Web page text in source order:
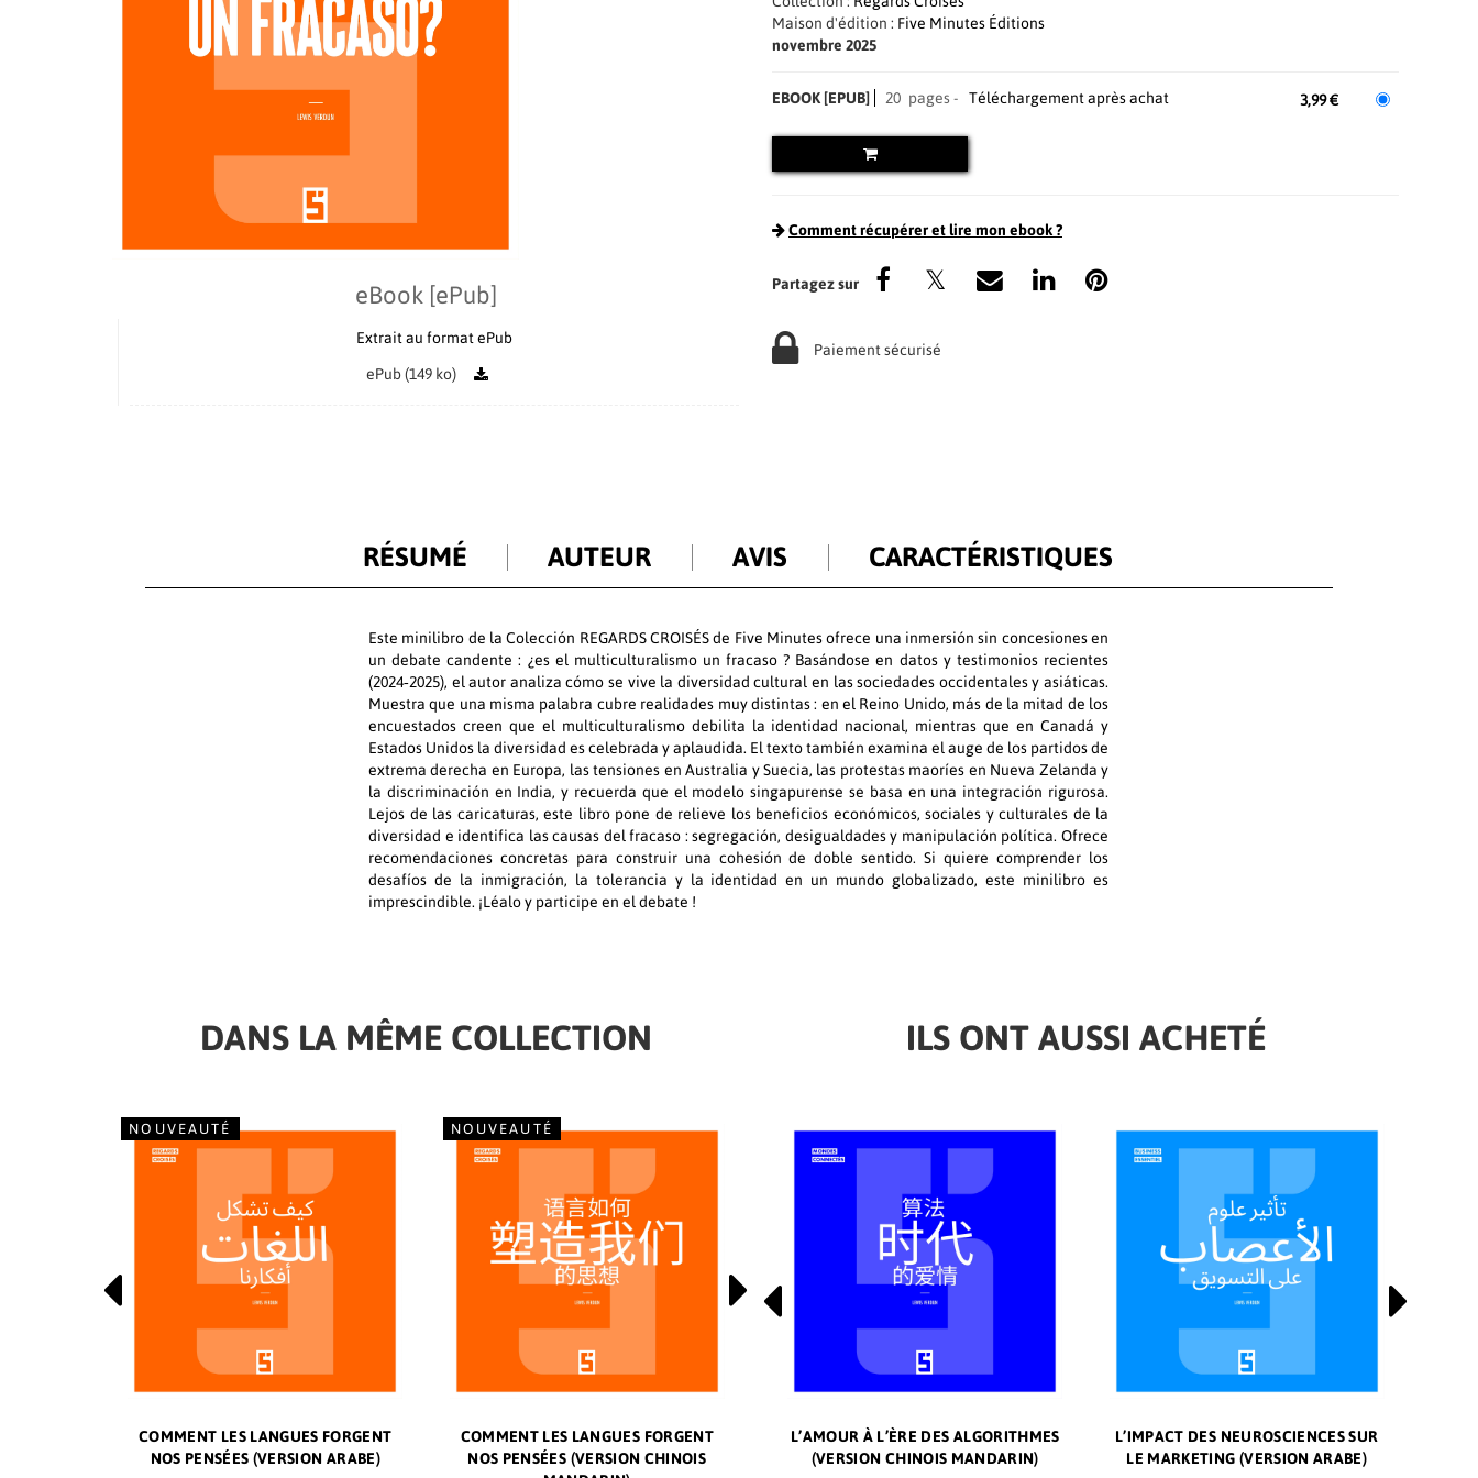
eBook [ePub]
Extrait au format ePub
ePub (149 ko)
Maison d'édition : Five Minutes Éditions
novembre 2025
EBOOK [EPUB] 20 pages Téléchargement après achat 3,99 €
Comment récupérer et lire mon ebook ?
Paiement sécurisé
RÉSUMÉ AUTEUR AVIS CARACTÉRISTIQUES
Este minilibro de la Colección REGARDS CROISÉS de Five Minutes ofrece una inmersión sin concesiones en
un debate candente : ¿es el multiculturalismo un fracaso ? Basándose en datos y testimonios recientes
(2024‑2025), el autor analiza cómo se vive la diversidad cultural en las sociedades occidentales y asiáticas.
Muestra que una misma palabra cubre realidades muy distintas : en el Reino Unido, más de la mitad de los
encuestados creen que el multiculturalismo debilita la identidad nacional, mientras que en Canadá y
Estados Unidos la diversidad es celebrada y aplaudida. El texto también examina el auge de los partidos de
extrema derecha en Europa, las tensiones en Australia y Suecia, las protestas maoríes en Nueva Zelanda y
la discriminación en India, y recuerda que el modelo singapurense se basa en una integración rigurosa.
Lejos de las caricaturas, este libro pone de relieve los beneficios económicos, sociales y culturales de la
diversidad e identifica las causas del fracaso : segregación, desigualdades y manipulación política. Ofrece
recomendaciones concretas para construir una cohesión de doble sentido. Si quiere comprender los
desafíos de la inmigración, la tolerancia y la identidad en un mundo globalizado, este minilibro es
imprescindible. ¡Léalo y participe en el debate !
DANS LA MÊME COLLECTION
NOUVEAUTÉ
COMMENT LES LANGUES FORGENT
NOS PENSÉES (VERSION ARABE)
NOUVEAUTÉ
COMMENT LES LANGUES FORGENT
NOS PENSÉES (VERSION CHINOIS
NOUVEAUTÉ
HOW LANGUAGES SHAPE OUR
THOUGHTS
NOUVEAUTÉ
CÓMO LAS LENGUAS FORJAN
NUESTROS PENSAMIENTOS
ILS ONT AUSSI ACHETÉ
COMMENT INTERPRÉTER LES
SYNCHRONICITÉS ?
L’INFLUENCE DE LA
MONDIALISATION SUR NOS
L’AMOUR À L’ÈRE DES ALGORITHMES
(VERSION CHINOIS MANDARIN)
L’IMPACT DES NEUROSCIENCES SUR
LE MARKETING (VERSION ARABE)